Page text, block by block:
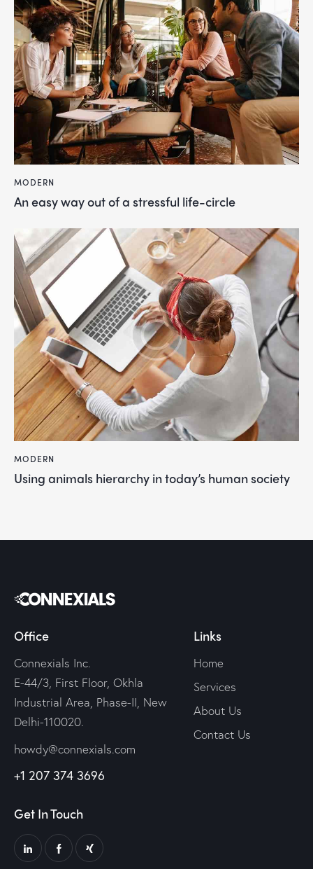
MODERN
An easy way out of a stressful life-circle
MODERN
Using animals hierarchy in today’s human society
Office
Connexials Inc.
E-44/3, First Floor, Okhla
Industrial Area, Phase-II, New
Delhi-110020.
howdy@connexials.com
+1 207 374 3696
Links
Home
Services
About Us
Contact Us
Get In Touch